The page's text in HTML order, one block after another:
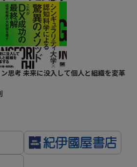
思考 未来に没入して個人と組織を変革